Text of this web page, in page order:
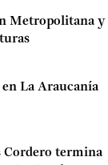
Metropolitana y
en La Araucanía
termina